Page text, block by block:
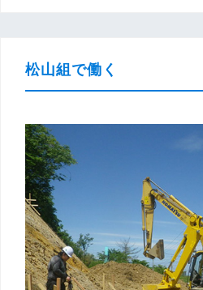
松山組で働く